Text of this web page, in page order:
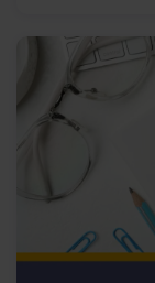
adekwatne do
ograniczyć